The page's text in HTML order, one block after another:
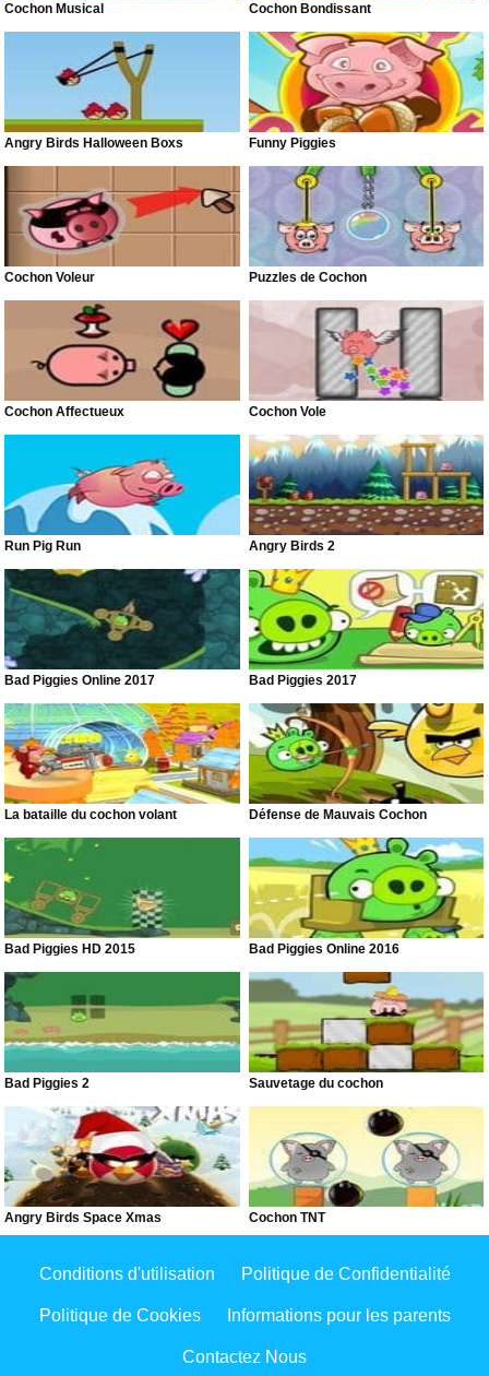
Cochon Musical Cochon Bondissant
Angry Birds Halloween Boxs Funny Piggies
Cochon Voleur Puzzles de Cochon
Cochon Affectueux Cochon Vole
Run Pig Run Angry Birds 2
Bad Piggies Online 2017 Bad Piggies 2017
La bataille du cochon volant Défense de Mauvais Cochon
Bad Piggies HD 2015 Bad Piggies Online 2016
Bad Piggies 2 Sauvetage du cochon
Angry Birds Space Xmas Cochon TNT
Conditions d'utilisation Politique de Confidentialité
Politique de Cookies Informations pour les parents
Contactez Nous